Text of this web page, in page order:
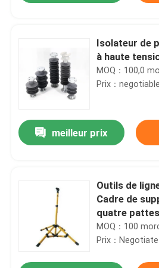
Isolateur de
à haute
MOQ：100,0
Prix：negotiable
meilleur prix
Outils de
Cadre de
quatre
MOQ：100
Prix：Negotiate